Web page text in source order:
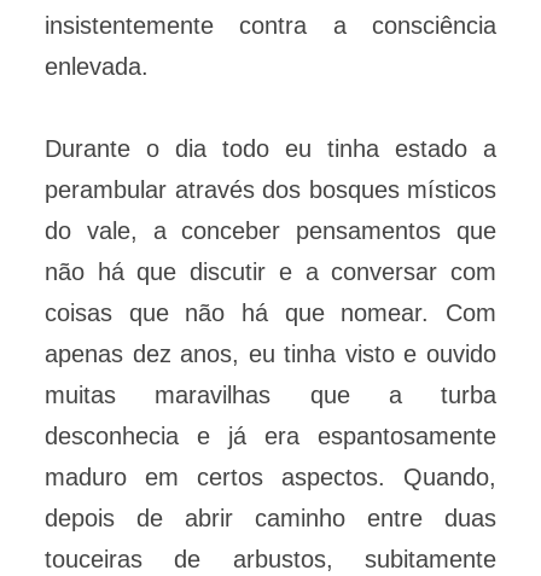
insistentemente contra a consciência
enlevada.
Durante o dia todo eu tinha estado a
perambular através dos bosques místicos
do vale, a conceber pensamentos que
não há que discutir e a conversar com
coisas que não há que nomear. Com
apenas dez anos, eu tinha visto e ouvido
muitas maravilhas que a turba
desconhecia e já era espantosamente
maduro em certos aspectos. Quando,
depois de abrir caminho entre duas
touceiras de arbustos, subitamente